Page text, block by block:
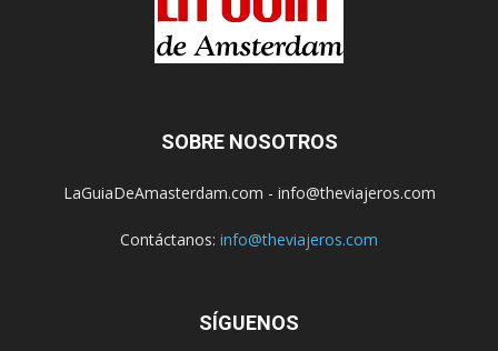
SOBRE NOSOTROS
LaGuiaDeAmasterdam.com - info@theviajeros.com
Contáctanos: info@theviajeros.com
SÍGUENOS